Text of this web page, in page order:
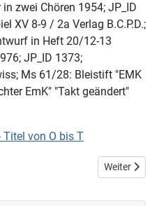
zwei Chören 1954; JP_ID
XV 8-9 / 2a Verlag B.C.P.D.;
in Heft 20/12-13
JP_ID 1373;
Ms 61/28: Bleistift "EMK
EmK" "Takt geändert"
Titel von O bis T
aller Bande (EG 388) Nächster
Weiter